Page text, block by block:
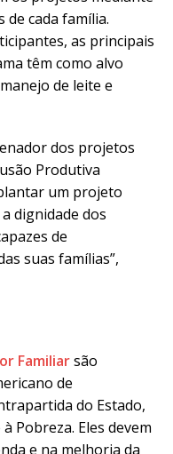
de cada família.
as principais
têm como alvo
de leite e
dos projetos
Produtiva
um projeto
dignidade dos
de
suas famílias”,
Familiarsão
de
do Estado,
Pobreza. Eles devem
e na melhoria da